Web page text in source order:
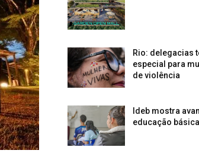
Rio: delegacias
especial para
de violência
Ideb mostra
educação